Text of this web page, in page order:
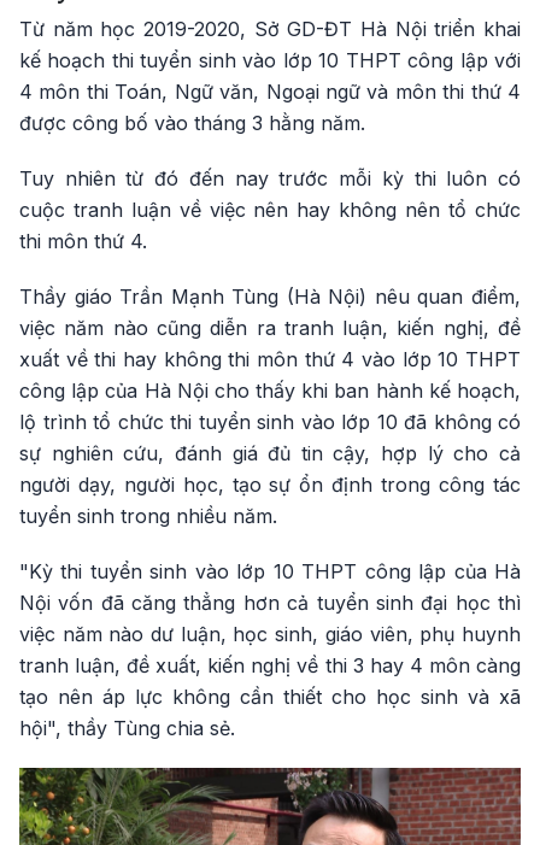
Từ năm học 2019-2020, Sở GD-ĐT Hà Nội triển khai
kế hoạch thi tuyển sinh vào lớp 10 THPT công lập với
4 môn thi Toán, Ngữ văn, Ngoại ngữ và môn thi thứ 4
được công bố vào tháng 3 hằng năm.
Tuy nhiên từ đó đến nay trước mỗi kỳ thi luôn có
cuộc tranh luận về việc nên hay không nên tổ chức
thi môn thứ 4.
Thầy giáo Trần Mạnh Tùng (Hà Nội) nêu quan điểm,
việc năm nào cũng diễn ra tranh luận, kiến nghị, đề
xuất về thi hay không thi môn thứ 4 vào lớp 10 THPT
công lập của Hà Nội cho thấy khi ban hành kế hoạch,
lộ trình tổ chức thi tuyển sinh vào lớp 10 đã không có
sự nghiên cứu, đánh giá đủ tin cậy, hợp lý cho cả
người dạy, người học, tạo sự ổn định trong công tác
tuyển sinh trong nhiều năm.
"Kỳ thi tuyển sinh vào lớp 10 THPT công lập của Hà
Nội vốn đã căng thẳng hơn cả tuyển sinh đại học thì
việc năm nào dư luận, học sinh, giáo viên, phụ huynh
tranh luận, đề xuất, kiến nghị về thi 3 hay 4 môn càng
tạo nên áp lực không cần thiết cho học sinh và xã
hội", thầy Tùng chia sẻ.